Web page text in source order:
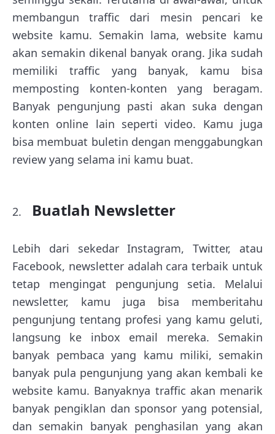
membangun traffic dari mesin pencari ke
website kamu. Semakin lama, website kamu
akan semakin dikenal banyak orang. Jika sudah
memiliki traffic yang banyak, kamu bisa
memposting konten-konten yang beragam.
Banyak pengunjung pasti akan suka dengan
konten online lain seperti video. Kamu juga
bisa membuat buletin dengan menggabungkan
review yang selama ini kamu buat.
Buatlah Newsletter
Lebih dari sekedar Instagram, Twitter, atau
Facebook, newsletter adalah cara terbaik untuk
tetap mengingat pengunjung setia. Melalui
newsletter, kamu juga bisa memberitahu
pengunjung tentang profesi yang kamu geluti,
langsung ke inbox email mereka. Semakin
banyak pembaca yang kamu miliki, semakin
banyak pula pengunjung yang akan kembali ke
website kamu. Banyaknya traffic akan menarik
banyak pengiklan dan sponsor yang potensial,
dan semakin banyak penghasilan yang akan